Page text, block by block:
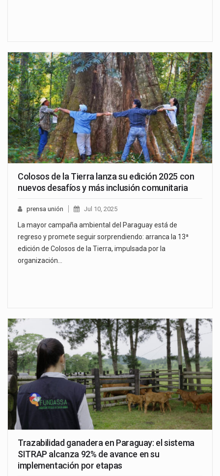
Colosos de la Tierra lanza su edición 2025 con
nuevos desafíos y más inclusión comunitaria
prensa unión Jul 10, 2025
La mayor campaña ambiental del Paraguay está de
regreso y promete seguir sorprendiendo: arranca la 13ª
edición de Colosos de la Tierra, impulsada por la
organización…
Trazabilidad ganadera en Paraguay: el sistema
SITRAP alcanza 92% de avance en su
implementación por etapas